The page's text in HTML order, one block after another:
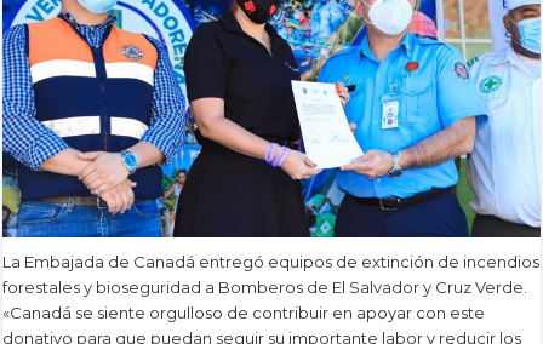
La Embajada de Canadá entregó equipos de extinción de incendios
forestales y bioseguridad a Bomberos de El Salvador y Cruz Verde.
«Canadá se siente orgulloso de contribuir en apoyar con este
donativo para que puedan seguir su importante labor y reducir los